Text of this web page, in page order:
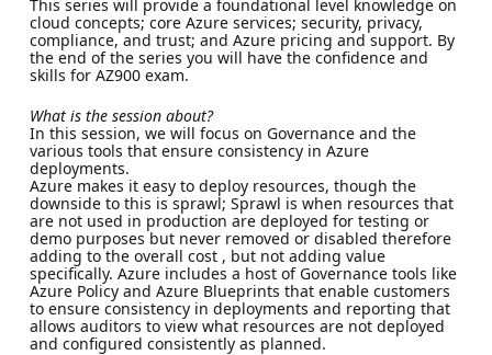
This series will provide a foundational level knowledge on
cloud concepts; core Azure services; security, privacy,
compliance, and trust; and Azure pricing and support. By
the end of the series you will have the confidence and
skills for AZ900 exam.
What is the session about?
In this session, we will focus on Governance and the
various tools that ensure consistency in Azure
deployments.
Azure makes it easy to deploy resources, though the
downside to this is sprawl; Sprawl is when resources that
are not used in production are deployed for testing or
demo purposes but never removed or disabled therefore
adding to the overall cost , but not adding value
specifically. Azure includes a host of Governance tools like
Azure Policy and Azure Blueprints that enable customers
to ensure consistency in deployments and reporting that
allows auditors to view what resources are not deployed
and configured consistently as planned.